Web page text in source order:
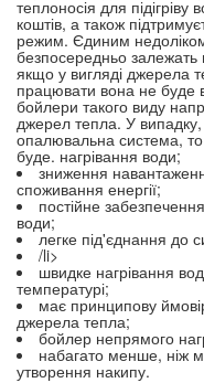
теплоносія для
коштів, а також
режим. Єдиним
безпосередньо залежать
якщо у вигляді джерела
працювати вона не буде
бойлери такого виду
джерел тепла. У
опалювальна система,
буде. нагрівання води;
зниження
споживання енергії;
постійне
води;
легке під'єднання до
/li>
швидке нагрівання
температурі;
має принципову
джерела тепла;
бойлер непрямого
набагато менше, ніж
утворення накипу.